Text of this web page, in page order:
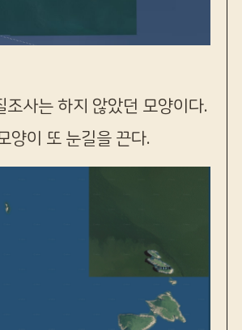
조사는 하지 않았던 모양이다.
양이 또 눈길을 끈다.